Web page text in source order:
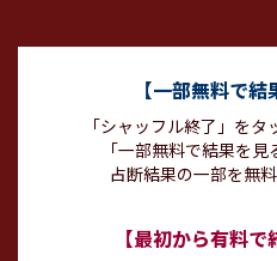
【一部無料で結
「シャッフル終了」を
「一部無料で結果を見
占断結果の一部を無
【最初から有料で